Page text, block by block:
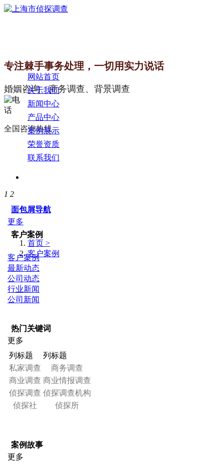
专注棘手事务处理，一切用实力说话
婚姻咨询、商务调查、背景调查
全国咨询热线
网站首页
关于我们
新闻中心
产品中心
案例展示
荣誉资质
联系我们
1 2
面包屑导航
更多
首页 >
客户案例
客户案例
客户案例
最新动态
公司动态
行业新闻
公司新闻
热门关键词
更多
列标题
列标题
私家调查
商务调查
商业调查 商业情报调查
侦探调查 侦探调查机构
侦探社
侦探所
案例故事
更多